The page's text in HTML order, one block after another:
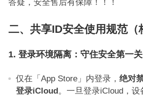
答疑，安全售后有保障！！！
二、共享ID安全使用规范（
1. 登录环境隔离：守住安全第一关
仅在「App Store」内登录， 绝对
登录iCloud。一旦登录iCloud，设